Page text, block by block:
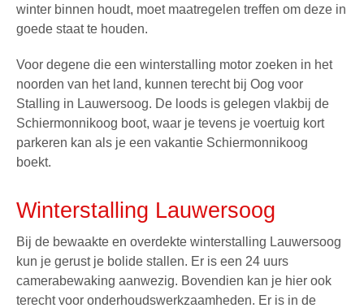
winter binnen houdt, moet maatregelen treffen om deze in
goede staat te houden.
Voor degene die een winterstalling motor zoeken in het
noorden van het land, kunnen terecht bij Oog voor
Stalling in Lauwersoog. De loods is gelegen vlakbij de
Schiermonnikoog boot, waar je tevens je voertuig kort
parkeren kan als je een vakantie Schiermonnikoog
boekt.
Winterstalling Lauwersoog
Bij de bewaakte en overdekte winterstalling Lauwersoog
kun je gerust je bolide stallen. Er is een 24 uurs
camerabewaking aanwezig. Bovendien kan je hier ook
terecht voor onderhoudswerkzaamheden. Er is in de